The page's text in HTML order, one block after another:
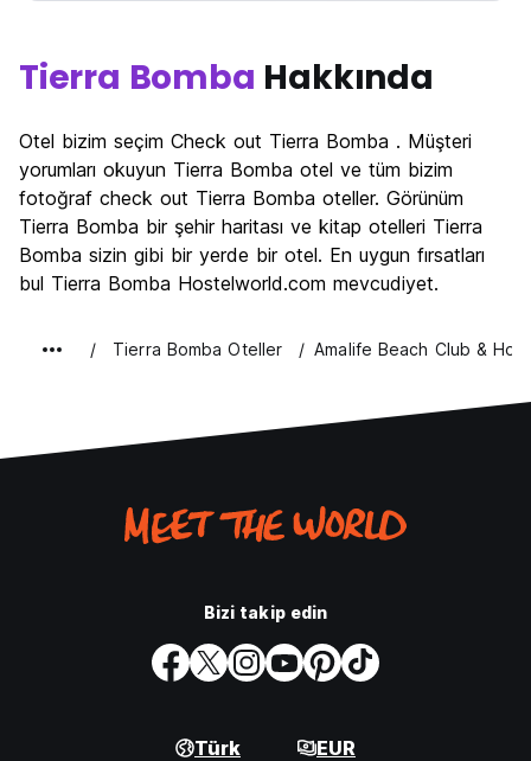
Tierra Bomba Hakkında
Otel bizim seçim Check out Tierra Bomba . Müşteri
yorumları okuyun Tierra Bomba otel ve tüm bizim
fotoğraf check out Tierra Bomba oteller. Görünüm
Tierra Bomba bir şehir haritası ve kitap otelleri Tierra
Bomba sizin gibi bir yerde bir otel. En uygun fırsatları
bul Tierra Bomba Hostelworld.com mevcudiyet.
Tierra Bomba Oteller Amalife Beach Club &
Bizi takip edin
Türk EUR